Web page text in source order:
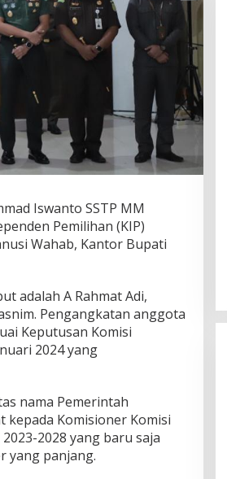
Iswanto SSTP MM
Pemilihan (KIP)
Wahab, Kantor Bupati
adalah A Rahmat Adi,
Pengangkatan anggota
Keputusan Komisi
2024 yang
nama Pemerintah
kepada Komisioner Komisi
2028 yang baru saja
yang panjang.